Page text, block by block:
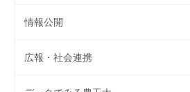
情報公開
広報・社会連携